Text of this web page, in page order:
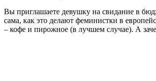
Вы приглашаете девушку на свидание в
сама, как это делают феминистки в
– кофе и пирожное (в лучшем случае). А